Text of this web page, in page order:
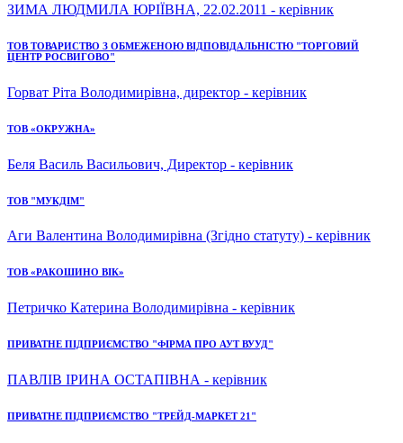
ЗИМА ЛЮДМИЛА ЮРІЇВНА, 22.02.2011 - керівник
ТОВ ТОВАРИСТВО З ОБМЕЖЕНОЮ ВІДПОВІДАЛЬНІСТЮ "ТОРГОВИЙ
ЦЕНТР РОСВИГОВО"
Горват Ріта Володимирівна, директор - керівник
ТОВ «ОКРУЖНА»
Беля Василь Васильович, Директор - керівник
ТОВ "МУКДІМ"
Аги Валентина Володимирівна (Згідно статуту) - керівник
ТОВ «РАКОШИНО ВІК»
Петричко Катерина Володимирівна - керівник
ПРИВАТНЕ ПІДПРИЄМСТВО "ФІРМА ПРО АУТ ВУУД"
ПАВЛІВ ІРИНА ОСТАПІВНА - керівник
ПРИВАТНЕ ПІДПРИЄМСТВО "ТРЕЙД-МАРКЕТ 21"